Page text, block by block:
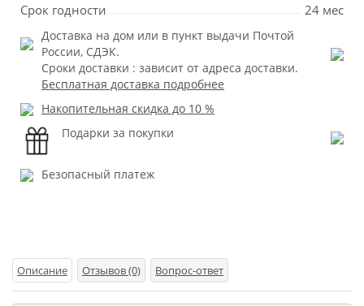
Срок годности
24 мес
Доставка на дом или в пункт выдачи Почтой
России, СДЭК.
Сроки доставки : зависит от адреса доставки.
Бесплатная доставка подробнее
Накопительная скидка до 10 %
Подарки за покупки
Безопасный платеж
Описание Отзывов (0) Вопрос-ответ